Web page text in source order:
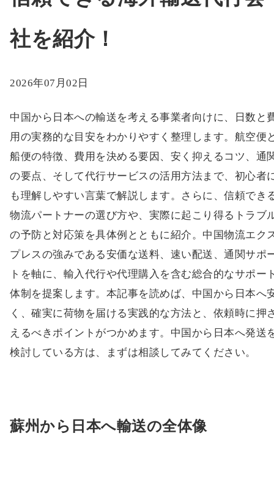
社を紹介！
2026年07月02日
中国から日本への輸送を考える事業者向けに、日数と
用の実務的な目安をわかりやすく整理します。航空便
船便の特徴、費用を決める要因、安く抑えるコツ、通
の要点、そして代行サービスの活用方法まで、初心者
も理解しやすい言葉で解説します。さらに、信頼でき
物流パートナーの選び方や、実際に起こり得るトラブ
の予防と対応策を具体例とともに紹介。中国物流エク
プレスの強みである安価な送料、速い配送、通関サポ
トを軸に、輸入代行や代理購入を含む総合的なサポー
体制を提案します。本記事を読めば、中国から日本へ
く、確実に荷物を届ける実践的な方法と、依頼時に押
えるべきポイントがつかめます。中国から日本へ発送
検討している方は、まずは相談してみてください。
蘇州から日本へ輸送の全体像